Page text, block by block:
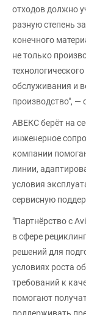
отходов должно
разную степень
конечного
не только
обслуживания и
производство",
АВЕКС берёт на
инженерное
компании
линии,
условия
сервисную
"Партнёрство с
в сфере
решений для
условиях роста
требований к
помогают
поддерживать